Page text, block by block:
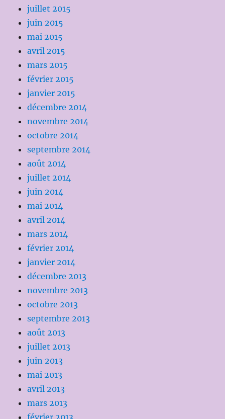
juillet 2015
juin 2015
mai 2015
avril 2015
mars 2015
février 2015
janvier 2015
décembre 2014
novembre 2014
octobre 2014
septembre 2014
août 2014
juillet 2014
juin 2014
mai 2014
avril 2014
mars 2014
février 2014
janvier 2014
décembre 2013
novembre 2013
octobre 2013
septembre 2013
août 2013
juillet 2013
juin 2013
mai 2013
avril 2013
mars 2013
février 2013